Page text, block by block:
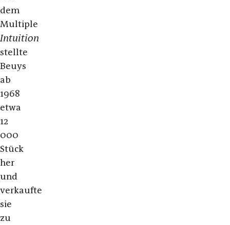
dem
Multiple
Intuition
stellte
Beuys
ab
1968
etwa
12
000
Stück
her
und
verkaufte
sie
zu